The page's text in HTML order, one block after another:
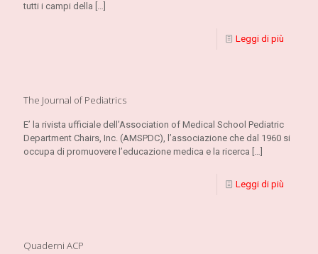
tutti i campi della […]
Leggi di più
The Journal of Pediatrics
E’ la rivista ufficiale dell’Association of Medical School Pediatric
Department Chairs, Inc. (AMSPDC), l’associazione che dal 1960 si
occupa di promuovere l’educazione medica e la ricerca […]
Leggi di più
Quaderni ACP